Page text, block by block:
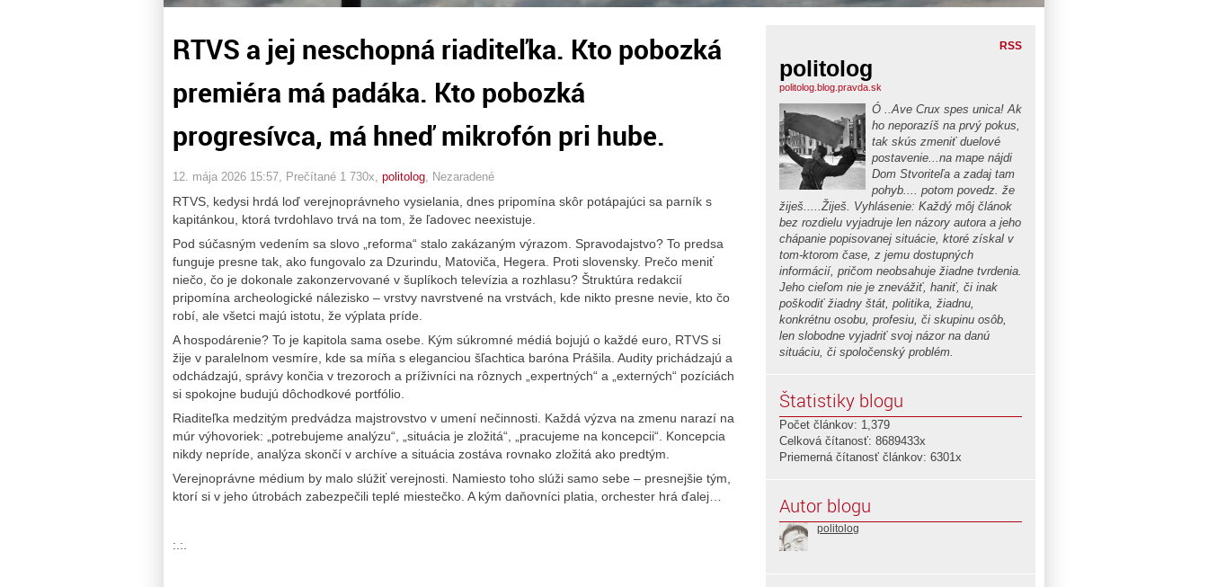
RTVS a jej neschopná riaditeľka. Kto pobozká
premiéra má padáka. Kto pobozká
progresívca, má hneď mikrofón pri hube.
12. mája 2026 15:57 , Prečítané 1 730x, politolog Nezaradené
RTVS, kedysi hrdá loď verejnoprávneho vysielania, dnes pripomína skôr potápajúci sa parník s
kapitánkou, ktorá tvrdohlavo trvá na tom, že ľadovec neexistuje.
Pod súčasným vedením sa slovo „reforma“ stalo zakázaným výrazom. Spravodajstvo? To predsa
funguje presne tak, ako fungovalo za Dzurindu, Matoviča, Hegera. Proti slovensky. Prečo meniť
niečo, čo je dokonale zakonzervované v šuplíkoch televízia a rozhlasu? Štruktúra redakcií
pripomína archeologické nálezisko – vrstvy navrstvené na vrstvách, kde nikto presne nevie, kto čo
robí, ale všetci majú istotu, že výplata príde.
A hospodárenie? To je kapitola sama osebe. Kým súkromné médiá bojujú o každé euro, RTVS si
žije v paralelnom vesmíre, kde sa míňa s eleganciou šľachtica baróna Prášila. Audity prichádzajú a
odchádzajú, správy končia v trezoroch a príživníci na rôznych „expertných“ a „externých“ pozíciách
si spokojne budujú dôchodkové portfólio.
Riaditeľka medzitým predvádza majstrovstvo v umení nečinnosti. Každá výzva na zmenu narazí na
múr výhovoriek: „potrebujeme analýzu“, „situácia je zložitá“, „pracujeme na koncepcii“. Koncepcia
nikdy nepríde, analýza skončí v archíve a situácia zostáva rovnako zložitá ako predtým.
Verejnoprávne médium by malo slúžiť verejnosti. Namiesto toho slúži samo sebe – presnejšie tým,
ktorí si v jeho útrobách zabezpečili teplé miestečko. A kým daňovníci platia, orchester hrá ďalej…
:.:.
RSS
politolog
politolog.blog.pravda.sk
Ó ..Ave Crux spes unica! Ak
ho neporazíš na prvý pokus,
tak skús zmeniť duelové
postavenie...na mape nájdi
Dom Stvoriteľa a zadaj tam
pohyb.... potom povedz. že
žiješ.....Žiješ. Vyhlásenie: Každý môj článok
bez rozdielu vyjadruje len názory autora a jeho
chápanie popisovanej situácie, ktoré získal v
tom-ktorom čase, z jemu dostupných
informácií, pričom neobsahuje žiadne tvrdenia.
Jeho cieľom nie je znevážiť, haniť, či inak
poškodiť žiadny štát, politika, žiadnu,
konkrétnu osobu, profesiu, či skupinu osôb,
len slobodne vyjadriť svoj názor na danú
situáciu, či spoločenský problém.
Štatistiky blogu
Počet článkov: 1,379
Celková čítanosť: 8689433x
Priemerná čítanosť článkov: 6301x
Autor blogu
politolog